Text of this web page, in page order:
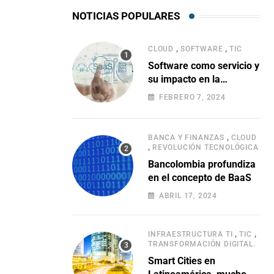
NOTICIAS POPULARES
CLOUD , SOFTWARE ,TIC
Software como servicio y
su impacto en la
evolución empresarial
FEBRERO 7, 2024
BANCA Y FINANZAS , CLOUD
, REVOLUCIÓN TECNOLÓGICA
Bancolombia profundiza
en el concepto de BaaS
ABRIL 17, 2024
INFRAESTRUCTURA TI ,TIC ,
TRANSFORMACIÓN DIGITAL.
Smart Cities en